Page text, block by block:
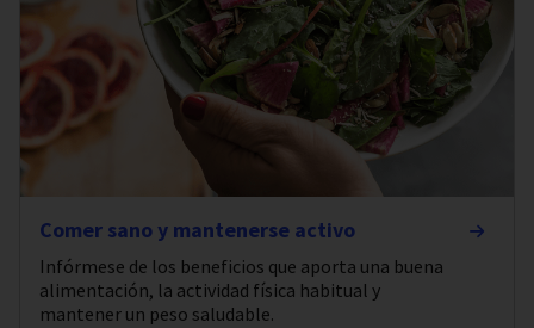
Comer sano y mantenerse activo
Infórmese de los beneficios que aporta una buena
alimentación, la actividad física habitual y
mantener un peso saludable.